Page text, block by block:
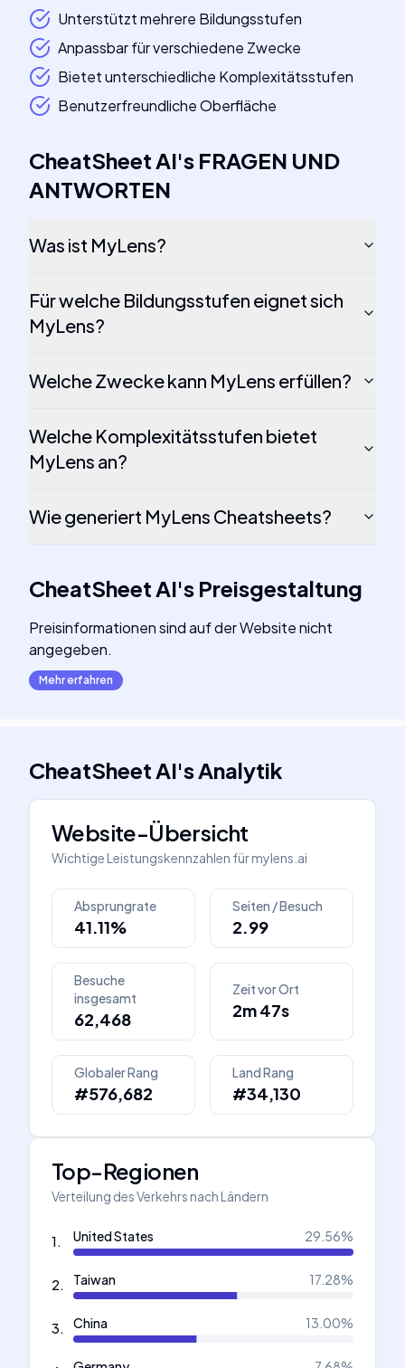
Unterstützt mehrere Bildungsstufen
Anpassbar für verschiedene Zwecke
Bietet unterschiedliche Komplexitätsstufen
Benutzerfreundliche Oberfläche
CheatSheet AI's FRAGEN UND
ANTWORTEN
Was ist MyLens?
Für welche Bildungsstufen eignet sich
MyLens?
Welche Zwecke kann MyLens erfüllen?
Welche Komplexitätsstufen bietet
MyLens an?
Wie generiert MyLens Cheatsheets?
CheatSheet AI's Preisgestaltung
Preisinformationen sind auf der Website nicht
angegeben.
Mehr erfahren
CheatSheet AI'sAnalytik
Website-Übersicht
Wichtige Leistungskennzahlen fürmylens.ai
Absprungrate
41.11%
Seiten / Besuch
2.99
Besuche
insgesamt
62,468
Zeit vor Ort
2m 47s
Globaler Rang
#576,682
Land Rang
#34,130
Top-Regionen
Verteilung des Verkehrs nach Ländern
1. United States 29.56%
2. Taiwan 17.28%
3. China 13.00%